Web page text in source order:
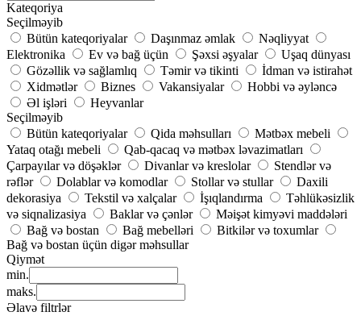
Kateqoriya
Seçilməyib
Bütün kateqoriyalar
Daşınmaz əmlak
Nəqliyyat
Elektronika
Ev və bağ üçün Şəxsi əşyalar
Uşaq dünyası
Gözəllik və sağlamlıq
Təmir və tikinti
İdman və istirahət
Xidmətlər
Biznes Vakansiyalar
Hobbi və əyləncə
Əl işləri
Heyvanlar
Seçilməyib
Bütün kateqoriyalar
Qida məhsulları
Mətbəx mebeli
Yataq otağı mebeli
Qab-qacaq və mətbəx ləvazimatları
Çarpayılar və döşəklər
Divanlar və kreslolar
Stendlər və
rəflər
Dolablar və komodlar Stollar və stullar
Daxili
dekorasiya
Tekstil və xalçalar İşıqlandırma
Təhlükəsizlik
və siqnalizasiya
Baklar və çənlər
Məişət kimyəvi maddələri
Bağ və bostan
Bağ mebelləri
Bitkilər və toxumlar
Bağ və bostan üçün digər məhsullar
Qiymət
min.
maks.
Əlavə filtrlər